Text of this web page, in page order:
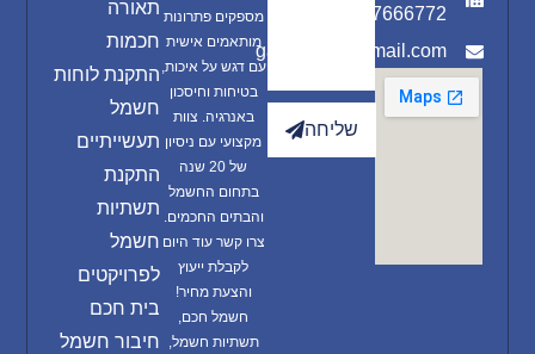
מספקים פתרונות
מותאמים אישית
עם דגש על איכות,
בטיחות וחיסכון
באנרגיה. צוות
מקצועי עם ניסיון
של 20 שנה
בתחום החשמל
והבתים החכמים.
צרו קשר עוד היום
לקבלת ייעוץ
והצעת מחיר!
חשמל חכם,
תשתיות חשמל,
תאורה
חכמות
התקנת לוחות
חשמל
תעשייתיים
התקנת
תשתיות
חשמל
לפרויקטים
בית חכם
חיבור חשמל
7666772
gal.rahum@gmail.com
שליחה